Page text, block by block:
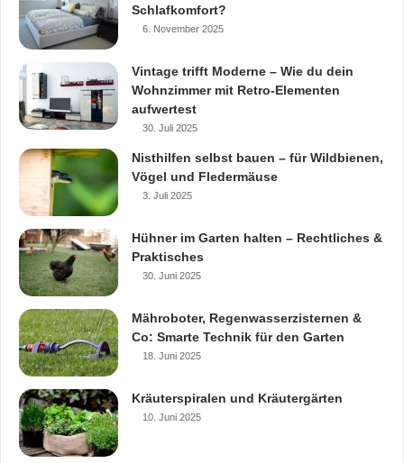
Schlafkomfort?
6. November 2025
Vintage trifft Moderne – Wie du dein
Wohnzimmer mit Retro-Elementen
aufwertest
30. Juli 2025
Nisthilfen selbst bauen – für Wildbienen,
Vögel und Fledermäuse
3. Juli 2025
Hühner im Garten halten – Rechtliches &
Praktisches
30. Juni 2025
Mähroboter, Regenwasserzisternen &
Co: Smarte Technik für den Garten
18. Juni 2025
Kräuterspiralen und Kräutergärten
10. Juni 2025